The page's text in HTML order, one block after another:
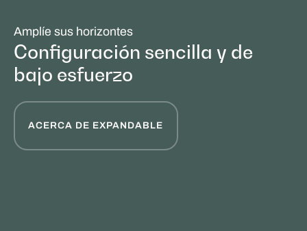
Amplíe sus horizontes
Configuración sencilla y de
bajo esfuerzo
ACERCA DE EXPANDABLE